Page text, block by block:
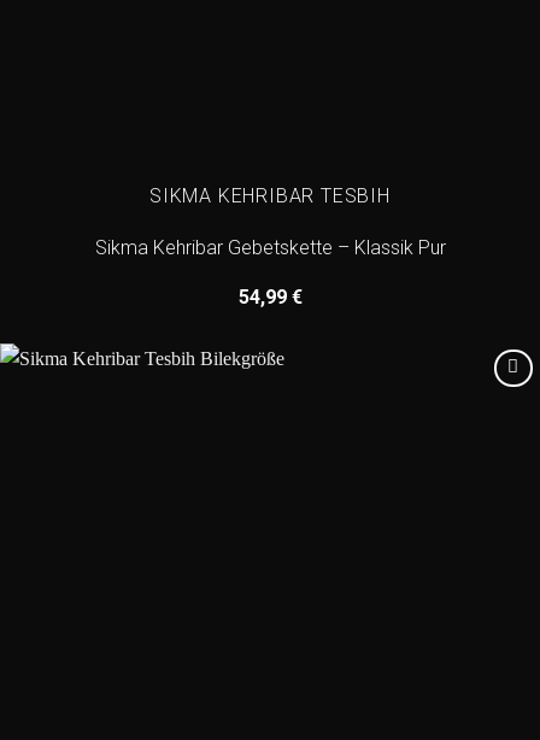
SIKMA KEHRIBAR TESBIH
Sikma Kehribar Gebetskette – Klassik Pur
54,99 €